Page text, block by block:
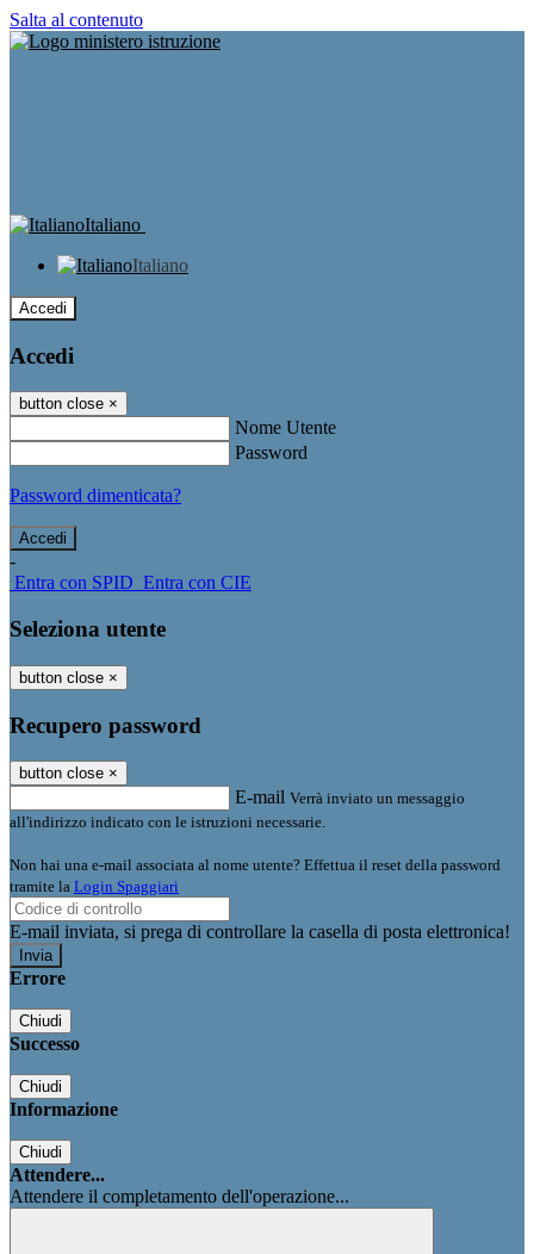
Salta al contenuto
Italiano
Italiano
Accedi
Accedi
button close ×
Nome Utente
Password
Password dimenticata?
-
Entra con SPID Entra con CIE
Seleziona utente
button close ×
Recupero password
button close ×
E-mail Verrà inviato un messaggio
all'indirizzo indicato con le istruzioni necessarie.
Non hai una e-mail associata al nome utente? Effettua il reset della password
tramite la Login Spaggiari
E-mail inviata, si prega di controllare la casella di posta elettronica!
Errore
Chiudi
Successo
Chiudi
Informazione
Chiudi
Attendere...
Attendere il completamento dell'operazione...